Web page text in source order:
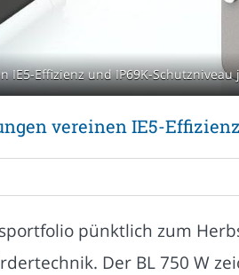
IE5-Effizienz und IP69K-
vereinen IE5-
pünktlich zum
Der BL 750 W